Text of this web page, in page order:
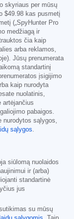
skyriaus per mūsų
$49.98 kas pusmetį
(„SpyHunter Pro
medžiagą ir
čia kaip
arba reklamos,
Jūsų prenumerata
standartinį
įsigijimo
kaip nurodyta
nuolatinis,
artėjančius
pabaigos.
nurodytos sąlygos,
sąlygos
siūlomą nuolaidos
ir (arba)
standartinė
jus
su mūsų